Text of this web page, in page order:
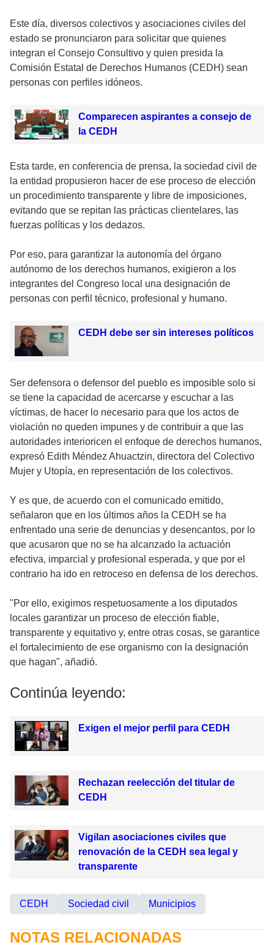
Este día, diversos colectivos y asociaciones civiles del
estado se pronunciaron para solicitar que quienes
integran el Consejo Consultivo y quien presida la
Comisión Estatal de Derechos Humanos (CEDH) sean
personas con perfiles idóneos.
Comparecen aspirantes a consejo de
la CEDH
Esta tarde, en conferencia de prensa, la sociedad civil de
la entidad propusieron hacer de ese proceso de elección
un procedimiento transparente y libre de imposiciones,
evitando que se repitan las prácticas clientelares, las
fuerzas políticas y los dedazos.
Por eso, para garantizar la autonomía del órgano
autónomo de los derechos humanos, exigieron a los
integrantes del Congreso local una designación de
personas con perfil técnico, profesional y humano.
CEDH debe ser sin intereses políticos
Ser defensora o defensor del pueblo es imposible solo si
se tiene la capacidad de acercarse y escuchar a las
víctimas, de hacer lo necesario para que los actos de
violación no queden impunes y de contribuir a que las
autoridades interioricen el enfoque de derechos humanos,
expresó Edith Méndez Ahuactzin, directora del Colectivo
Mujer y Utopía, en representación de los colectivos.
Y es que, de acuerdo con el comunicado emitido,
señalaron que en los últimos años la CEDH se ha
enfrentado una serie de denuncias y desencantos, por lo
que acusaron que no se ha alcanzado la actuación
efectiva, imparcial y profesional esperada, y que por el
contrario ha ido en retroceso en defensa de los derechos.
"Por ello, exigimos respetuosamente a los diputados
locales garantizar un proceso de elección fiable,
transparente y equitativo y, entre otras cosas, se garantice
el fortalecimiento de ese organismo con la designación
que hagan", añadió.
Continúa leyendo:
Exigen el mejor perfil para CEDH
Rechazan reelección del titular de
CEDH
Vigilan asociaciones civiles que
renovación de la CEDH sea legal y
transparente
CEDH Sociedad civil Municipios
NOTAS RELACIONADAS